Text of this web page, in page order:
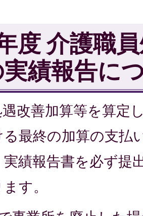
度 介護職
績報告に
改善加算等を算定
最終の加算の支払
実績報告書を必ず提
す。